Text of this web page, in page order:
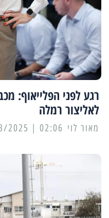
רגע לפני הפלייאוף:
לאליצור רמלה
מאור לוי 02:06 | 25/03/2025